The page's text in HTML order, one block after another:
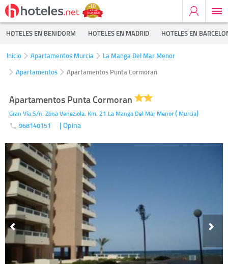
HOTELES EN BENIDORM HOTELES EN MADRID HOTELES EN
Inicio Apartamentos Murcia
La Manga Del Mar Menor
Apartamentos
Apartamentos Punta Cormoran
Apartamentos Punta Cormoran
Gran Vía S/n. Zona Veneziola. Km. 21 La Manga Del Mar Menor( Murcia)
968140151 | Opina